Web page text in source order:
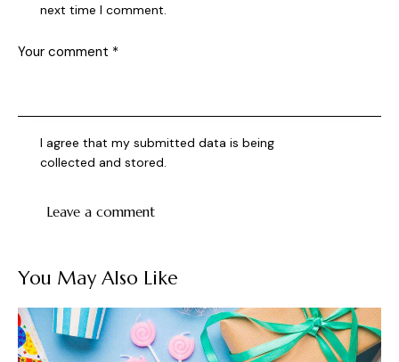
next time I comment.
I agree that my submitted data is being
collected and stored.
You May Also Like